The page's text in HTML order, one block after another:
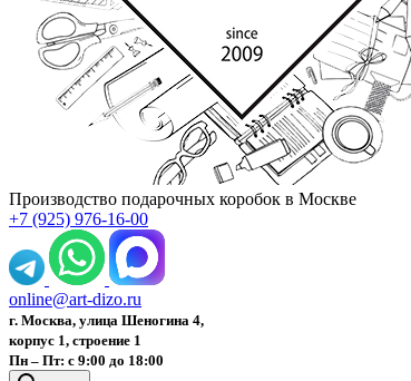
Производство подарочных коробок в Москве
+7 (925) 976-16-00
online@art-dizo.ru
г. Москва, улица Шеногина 4,
корпус 1, строение 1
Пн – Пт: с 9:00 до 18:00